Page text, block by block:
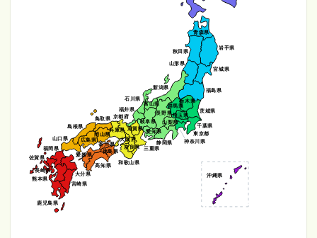
青森県
岩手県
宮城県
秋田県
山形県
福島県
茨城県
栃木県
群馬県
埼玉県
千葉県
東京都
神奈川県
新潟県
富山県
石川県
福井県
山梨県
長野県
岐阜県
静岡県
愛知県
三重県
滋賀県
京都府
大阪府
兵庫県
奈良県
和歌山県
鳥取県
島根県
岡山県
広島県
山口県
徳島県
香川県
愛媛県
高知県
福岡県
佐賀県
長崎県
熊本県
大分県
宮崎県
鹿児島県
沖縄県